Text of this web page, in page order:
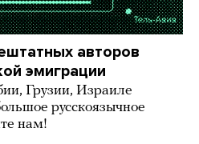
авторов
эмиграции
Грузии, Израиле
русскоязычное
нам!